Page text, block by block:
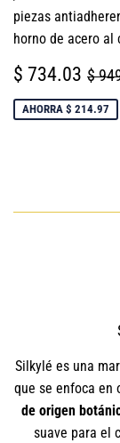
piezas
horno de acero al
PRECIO
DE
VENTA
$ 734.03 $
$
AHORRA $ 214.97
Silkylé es una
que se enfoca en
de origen
suave para el